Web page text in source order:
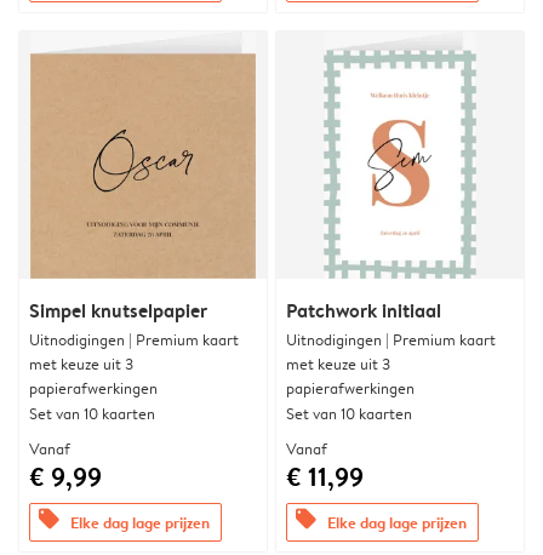
Simpel knutselpapier
Uitnodigingen | Premium kaart
met keuze uit 3
papierafwerkingen
Set van 10 kaarten
Vanaf
€ 9,99
offers Elke dag lage prijzen
Patchwork initiaal
Uitnodigingen | Premium kaart
met keuze uit 3
papierafwerkingen
Set van 10 kaarten
Vanaf
€ 11,99
offers Elke dag lage prijzen